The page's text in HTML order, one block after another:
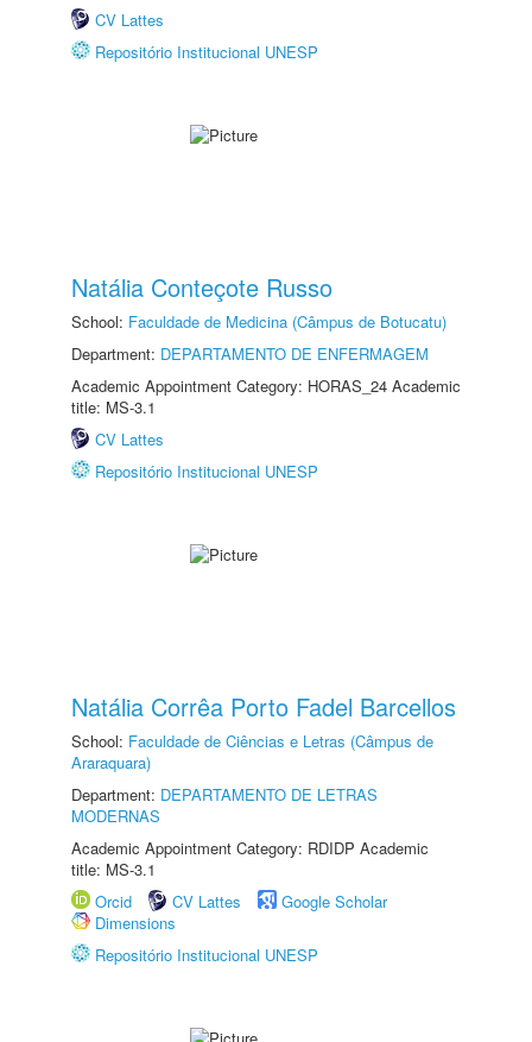
CV Lattes
Repositório Institucional UNESP
Natália Conteçote Russo
School: Faculdade de Medicina (Câmpus de Botucatu)
Department: DEPARTAMENTO DE ENFERMAGEM
Academic Appointment Category: HORAS_24 Academic
title: MS-3.1
CV Lattes
Repositório Institucional UNESP
Natália Corrêa Porto Fadel Barcellos
School: Faculdade de Ciências e Letras (Câmpus de
Araraquara)
Department: DEPARTAMENTO DE LETRAS
MODERNAS
Academic Appointment Category: RDIDP Academic
title: MS-3.1
Orcid
CV Lattes
Google Scholar
Dimensions
Repositório Institucional UNESP